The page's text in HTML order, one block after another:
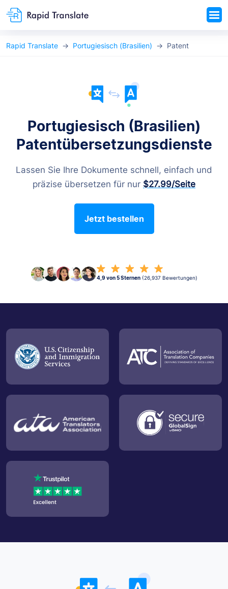
Rapid Translate Portugiesisch (Brasilien) Patent
Portugiesisch (Brasilien)
Patentübersetzungsdienste
Lassen Sie Ihre Dokumente schnell, einfach und
präzise übersetzen für nur $27.99/Seite
Jetzt bestellen
4,9 von 5 Sternen (26,937 Bewertungen)